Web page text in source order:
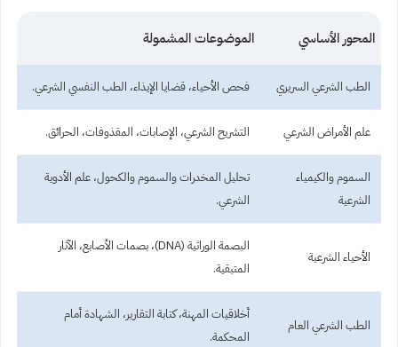
المحور الأساسي الموضوعات المشمولة
الطب الشرعي السريري فحص الأحياء، قضايا الإيذاء، الطب النفسي الشرعي.
علم الأمراض الشرعي التشريح الشرعي، الإصابات، المقذوفات، الحرائق.
السموم والكيمياء
الشرعية
تحليل المخدرات والسموم والكحول، علم الأدوية
الشرعي.
الأحياء الشرعية
البصمة الوراثية (DNA)، بصمات الأصابع، الآثار
المتبقية.
الطب الشرعي العام
أخلاقيات المهنة، كتابة التقارير، الشهادة أمام
المحكمة.